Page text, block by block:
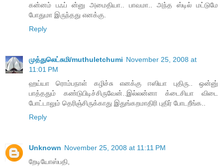
கன்னம் பஃப் ன்னு அமைதியா.. பாவமா.. அந்த ஸ்டில் மட்டுமே
போதுமா இருந்தது எனக்கு.
Reply
முத்துலெட்சுமி/muthuletchumi November 25, 2008 at
11:01 PM
ஹய்யா ரொம்பநாள் கழிச்சு எனக்கு ஈஸியா புதிரு.. ஒன்னு்
பாத்ததும் கண்டுபிடிச்சிருவேன்..இல்லன்னா க்டைசியா விடை
போட்டாலும் தெரிஞ்சிருக்காது இதுங்கறமாதிரி புதிர் போடறீங்க..
Reply
Unknown November 25, 2008 at 11:11 PM
றேடியோஸ்பதி,